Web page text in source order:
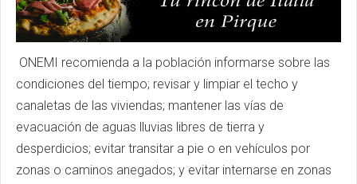
ONEMI recomienda a la población informarse sobre las
condiciones del tiempo; revisar y limpiar el techo y
canaletas de las viviendas; mantener las vías de
evacuación de aguas lluvias libres de tierra y
desperdicios; evitar transitar a pie o en vehículos por
zonas o caminos anegados; y evitar internarse en zonas